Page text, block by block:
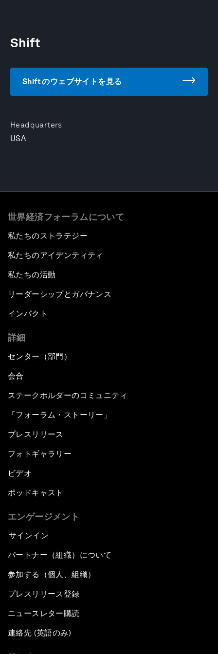
Headquarters
USA
Shift
Shift のウェブサイトを見る
世界経済フォーラムについて
私たちのストラテジー
私たちのアイデンティティ
私たちの活動
リーダーシップとガバナンス
インパクト
詳細
センター（部門）
会合
ステークホルダーのコミュニティ
「フォーラム・ストーリー」
プレスリリース
フォトギャラリー
ビデオ
ポッドキャスト
エンゲージメント
サインイン
パートナー（組織）について
参加する（個人、組織）
プレスリリース登録
ニュースレター購読
連絡先 (英語のみ)